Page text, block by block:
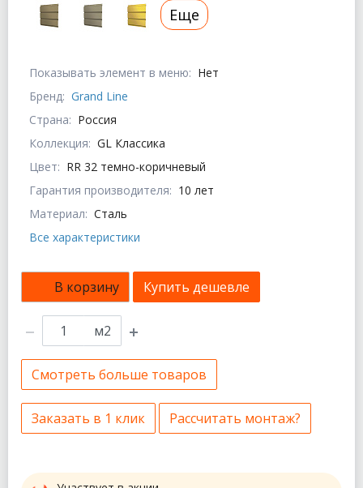
Показывать элемент в меню: Нет
Бренд: Grand Line
Страна: Россия
Коллекция: GL Классика
Цвет: RR 32 темно-коричневый
Гарантия производителя: 10 лет
Материал: Сталь
Все характеристики
Еще
В корзину Купить дешевле
м2
Смотреть больше товаров
Заказать в 1 клик Рассчитать монтаж?